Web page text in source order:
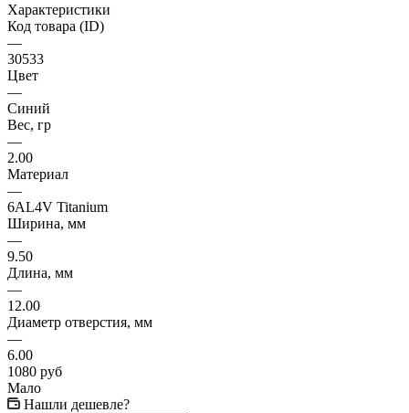
Характеристики
Код товара (ID)
—
30533
Цвет
—
Синий
Вес, гр
—
2.00
Материал
—
6AL4V Titanium
Ширина, мм
—
9.50
Длина, мм
—
12.00
Диаметр отверстия, мм
—
6.00
1080 руб
Мало
Нашли дешевле?